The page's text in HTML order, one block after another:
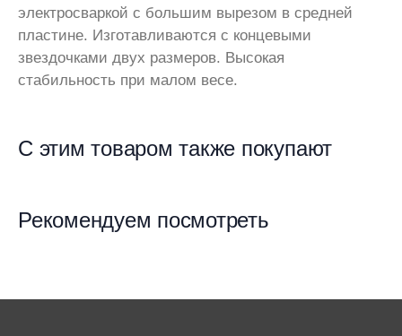
электросваркой с большим вырезом в средней
пластине. Изготавливаются с концевыми
звездочками двух размеров. Высокая
стабильность при малом весе.
С этим товаром также покупают
Рекомендуем посмотреть